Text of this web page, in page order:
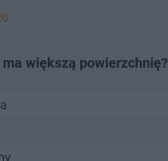
większą powierzchnię?